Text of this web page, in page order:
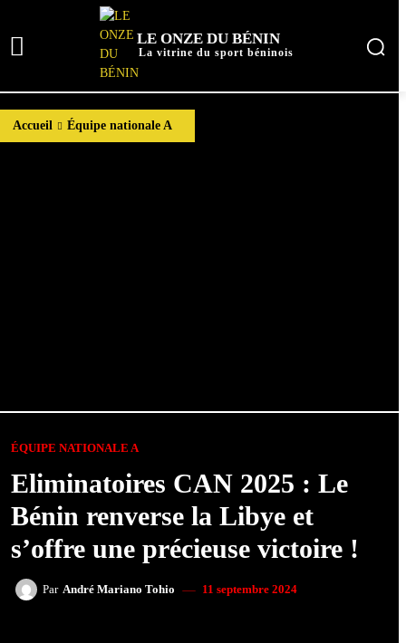
LE ONZE DU BÉNIN
La vitrine du sport béninois
Accueil Équipe nationale A
ÉQUIPE NATIONALE A
Eliminatoires CAN 2025 : Le
Bénin renverse la Libye et
s’offre une précieuse victoire !
Par André Mariano Tohio 11 septembre 2024